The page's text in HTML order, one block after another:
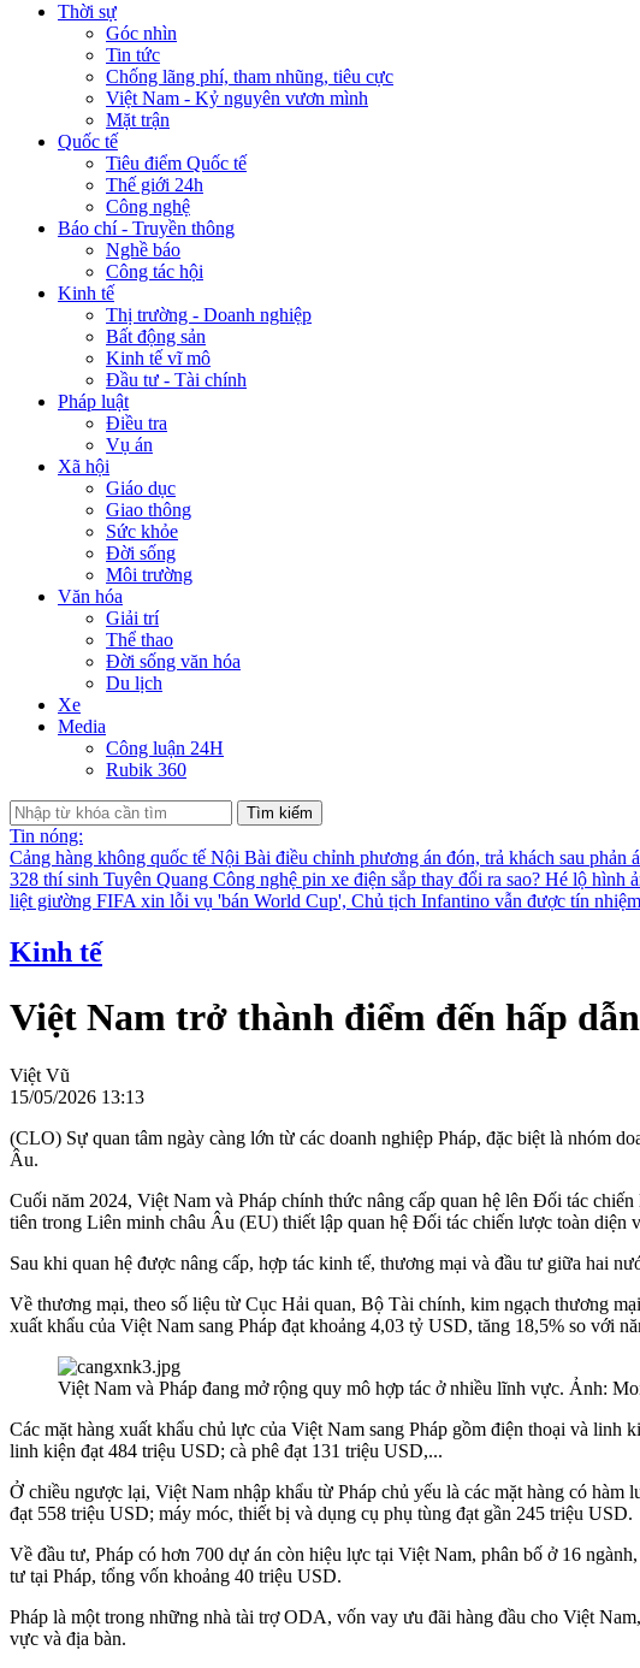
Thời sự
Góc nhìn
Tin tức
Chống lãng phí, tham nhũng, tiêu cực
Việt Nam - Kỷ nguyên vươn mình
Mặt trận
Quốc tế
Tiêu điểm Quốc tế
Thế giới 24h
Công nghệ
Báo chí - Truyền thông
Nghề báo
Công tác hội
Kinh tế
Thị trường - Doanh nghiệp
Bất động sản
Kinh tế vĩ mô
Đầu tư - Tài chính
Pháp luật
Điều tra
Vụ án
Xã hội
Giáo dục
Giao thông
Sức khỏe
Đời sống
Môi trường
Văn hóa
Giải trí
Thể thao
Đời sống văn hóa
Du lịch
Xe
Media
Công luận 24H
Rubik 360
Tìm kiếm
Tin nóng:
Cảng hàng không quốc tế Nội Bài điều chỉnh phương án đón, trả khách sau phản
328 thí sinh Tuyên Quang Công nghệ pin xe điện sắp thay đổi ra sao? Hé lộ hình
liệt giường FIFA xin lỗi vụ 'bán World Cup', Chủ tịch Infantino vẫn được tín nhiệm
Kinh tế
Việt Nam trở thành điểm đến hấp
Việt Vũ
15/05/2026 13:13
(CLO) Sự quan tâm ngày càng lớn từ các doanh nghiệp Pháp, đặc biệt là nhóm
Âu.
Cuối năm 2024, Việt Nam và Pháp chính thức nâng cấp quan hệ lên Đối tác
tiên trong Liên minh châu Âu (EU) thiết lập quan hệ Đối tác chiến lược toàn diện
Sau khi quan hệ được nâng cấp, hợp tác kinh tế, thương mại và đầu tư giữa hai
Về thương mại, theo số liệu từ Cục Hải quan, Bộ Tài chính, kim ngạch thương
xuất khẩu của Việt Nam sang Pháp đạt khoảng 4,03 tỷ USD, tăng 18,5% so với
Việt Nam và Pháp đang mở rộng quy mô hợp tác ở nhiều lĩnh vực. Ảnh:
Các mặt hàng xuất khẩu chủ lực của Việt Nam sang Pháp gồm điện thoại và
linh kiện đạt 484 triệu USD; cà phê đạt 131 triệu USD,...
Ở chiều ngược lại, Việt Nam nhập khẩu từ Pháp chủ yếu là các mặt hàng có
đạt 558 triệu USD; máy móc, thiết bị và dụng cụ phụ tùng đạt gần 245 triệu USD.
Về đầu tư, Pháp có hơn 700 dự án còn hiệu lực tại Việt Nam, phân bố ở 16
tư tại Pháp, tổng vốn khoảng 40 triệu USD.
Pháp là một trong những nhà tài trợ ODA, vốn vay ưu đãi hàng đầu cho Việt
vực và địa bàn.